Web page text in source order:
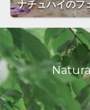
ナチュハイのフ